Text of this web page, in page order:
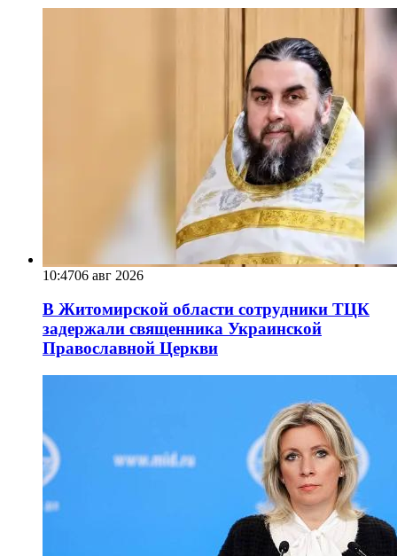
10:4706 авг 2026
В Житомирской области сотрудники ТЦК
задержали священника Украинской
Православной Церкви